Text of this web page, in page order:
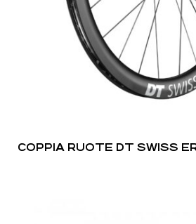
COPPIA RUOTE DT SWISS